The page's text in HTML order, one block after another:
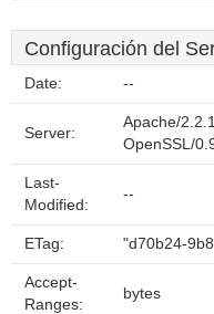
Configuración del
Date: --
Server:
Apache/
OpenSSL/
Last-
Modified:
--
ETag: "d70b24-
Accept-
Ranges:
bytes